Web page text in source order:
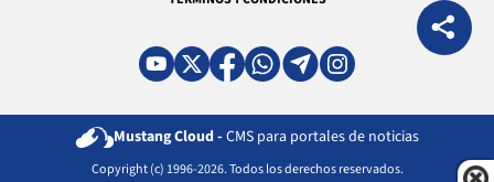
Mustang Cloud - CMS para portales de noticias
Copyright (c) 1996-2026. Todos los derechos reservados.